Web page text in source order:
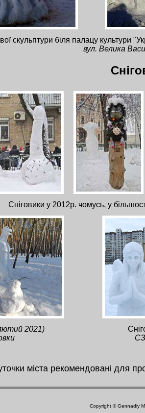
скульптури біля палацу культури
вул. Велика
Сніговики у 2012р. чомусь, у
2021)
міста рекомендовані для
Copyright © Gennadiy